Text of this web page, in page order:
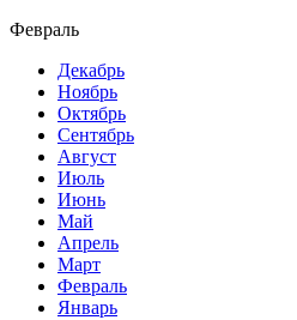
Февраль
Декабрь
Ноябрь
Октябрь
Сентябрь
Август
Июль
Июнь
Май
Апрель
Март
Февраль
Январь